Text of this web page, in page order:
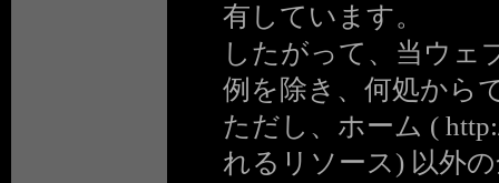
有しています。
したがって、当ウェ
例を除き、何処から
ただし、ホーム (
れるリソース) 以外